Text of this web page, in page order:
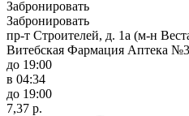
Забронировать
Забронировать
пр-т Строителей, д. 1а (м-н
Витебская Фармация Аптека
до 19:00
в 04:34
до 19:00
7,37 р.